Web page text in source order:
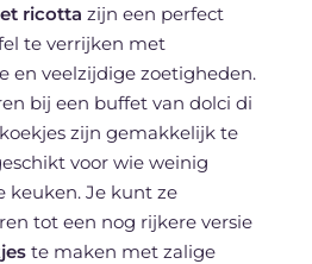
ricotta zijn een perfect
te verrijken met
en veelzijdige zoetigheden.
bij een buffet van dolci di
zijn gemakkelijk te
voor wie weinig
keuken. Je kunt ze
tot een nog rijkere versie
te maken met zalige